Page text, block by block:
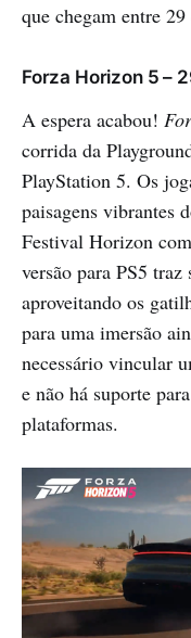
que chegam entre
Forza Horizon 5 –
A espera acabou!
corrida da
PlayStation 5. Os
paisagens vibrantes
Festival Horizon
versão para PS5
aproveitando os
para uma imersão
necessário vincular
e não há suporte
plataformas.